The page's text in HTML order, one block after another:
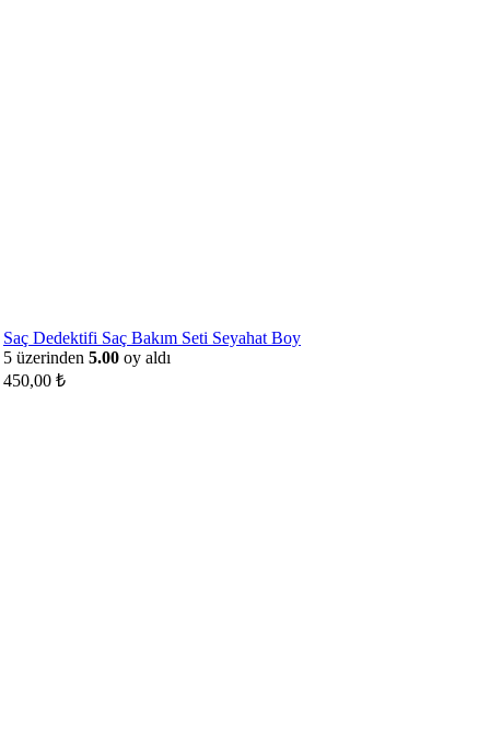
Saç Dedektifi Saç Bakım Seti Seyahat Boy
5 üzerinden 5.00 oy aldı
450,00 ₺